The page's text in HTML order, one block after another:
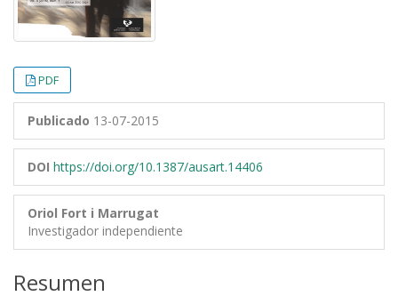
PDF
Publicado 13-07-2015
DOI https://doi.org/10.1387/ausart.14406
Oriol Fort i Marrugat
Investigador independiente
Resumen